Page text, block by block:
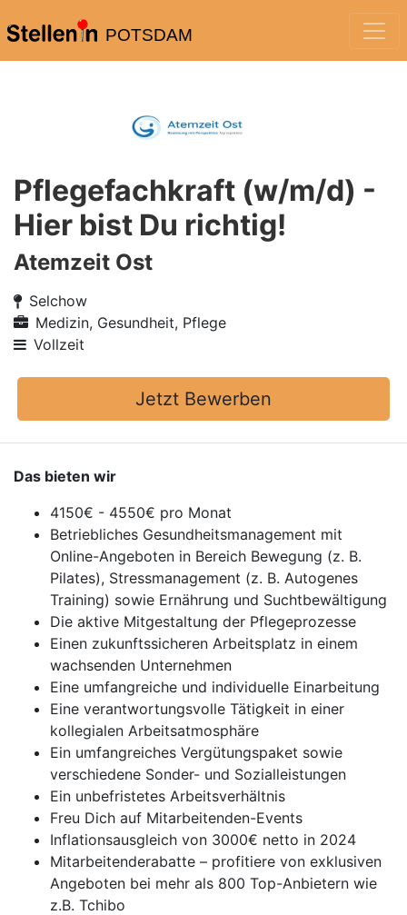
POTSDAM
Pflegefachkraft (w/m/d) -
Hier bist Du richtig!
Atemzeit Ost
Selchow
Medizin, Gesundheit, Pflege
Vollzeit
Jetzt Bewerben
Das bieten wir
4150€ - 4550€ pro Monat
Betriebliches Gesundheitsmanagement mit
Online-Angeboten in Bereich Bewegung (z. B.
Pilates), Stressmanagement (z. B. Autogenes
Training) sowie Ernährung und Suchtbewältigung
Die aktive Mitgestaltung der Pflegeprozesse
Einen zukunftssicheren Arbeitsplatz in einem
wachsenden Unternehmen
Eine umfangreiche und individuelle Einarbeitung
Eine verantwortungsvolle Tätigkeit in einer
kollegialen Arbeitsatmosphäre
Ein umfangreiches Vergütungspaket sowie
verschiedene Sonder- und Sozialleistungen
Ein unbefristetes Arbeitsverhältnis
Freu Dich auf Mitarbeitenden-Events
Inflationsausgleich von 3000€ netto in 2024
Mitarbeitenderabatte – profitiere von exklusiven
Angeboten bei mehr als 800 Top-Anbietern wie
z.B. Tchibo